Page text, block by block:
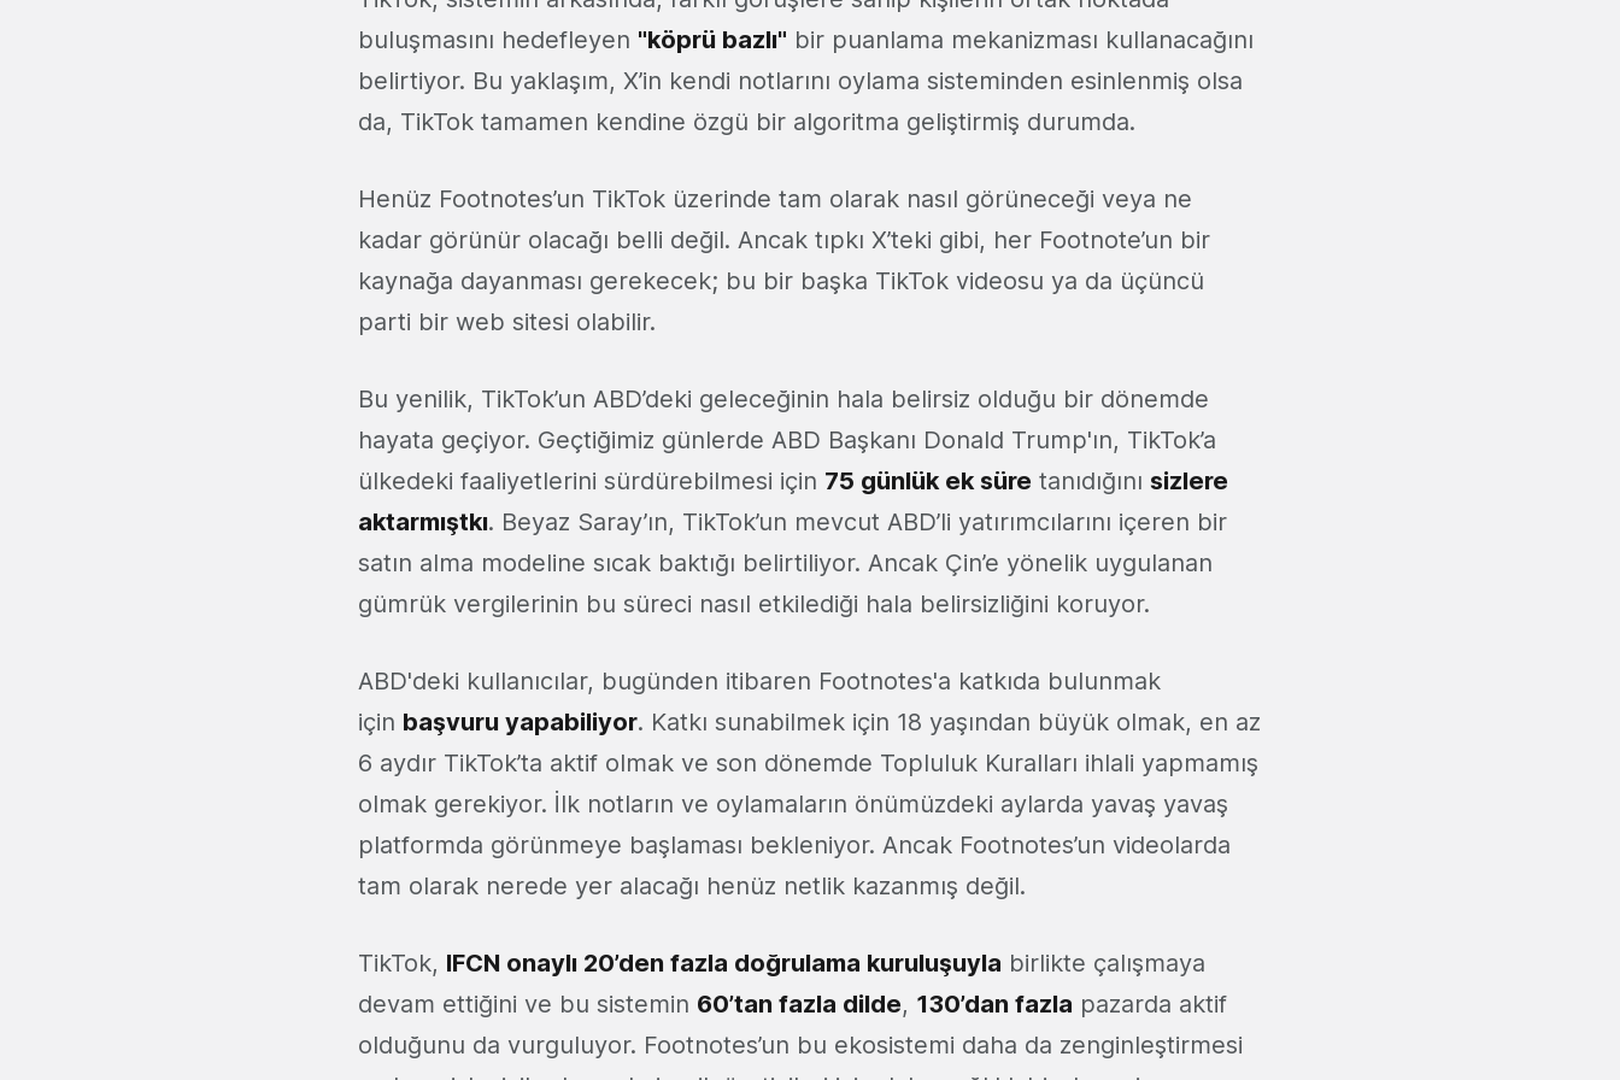
buluşmasını hedefleyen "köprü bazlı" bir puanlama mekanizması kullanacağını
belirtiyor. Bu yaklaşım, X’in kendi notlarını oylama sisteminden esinlenmiş olsa
da, TikTok tamamen kendine özgü bir algoritma geliştirmiş durumda.
Henüz Footnotes’un TikTok üzerinde tam olarak nasıl görüneceği veya ne
kadar görünür olacağı belli değil. Ancak tıpkı X’teki gibi, her Footnote’un bir
kaynağa dayanması gerekecek; bu bir başka TikTok videosu ya da üçüncü
parti bir web sitesi olabilir.
Bu yenilik, TikTok’un ABD’deki geleceğinin hala belirsiz olduğu bir dönemde
hayata geçiyor. Geçtiğimiz günlerde ABD Başkanı Donald Trump'ın, TikTok’a
ülkedeki faaliyetlerini sürdürebilmesi için 75 günlük ek süre tanıdığını sizlere
aktarmıştkı. Beyaz Saray’ın, TikTok’un mevcut ABD’li yatırımcılarını içeren bir
satın alma modeline sıcak baktığı belirtiliyor. Ancak Çin’e yönelik uygulanan
gümrük vergilerinin bu süreci nasıl etkilediği hala belirsizliğini koruyor.
ABD'deki kullanıcılar, bugünden itibaren Footnotes'a katkıda bulunmak
için başvuru yapabiliyor. Katkı sunabilmek için 18 yaşından büyük olmak, en az
6 aydır TikTok’ta aktif olmak ve son dönemde Topluluk Kuralları ihlali yapmamış
olmak gerekiyor. İlk notların ve oylamaların önümüzdeki aylarda yavaş yavaş
platformda görünmeye başlaması bekleniyor. Ancak Footnotes’un videolarda
tam olarak nerede yer alacağı henüz netlik kazanmış değil.
TikTok, IFCN onaylı 20’den fazla doğrulama kuruluşuyla birlikte çalışmaya
devam ettiğini ve bu sistemin 60’tan fazla dilde, 130’dan fazla pazarda aktif
olduğunu da vurguluyor. Footnotes’un bu ekosistemi daha da zenginleştirmesi